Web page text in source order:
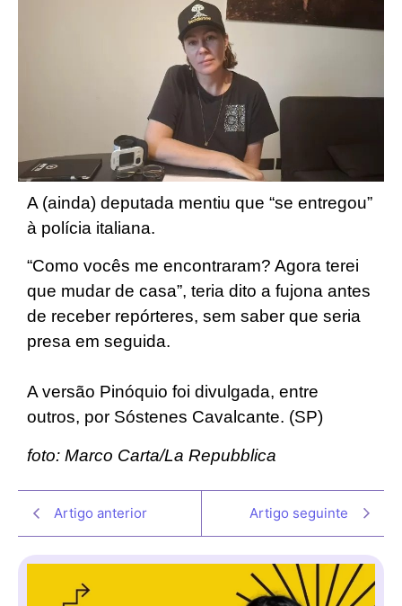
A (ainda) deputada mentiu que “se entregou”
à polícia italiana.
“Como vocês me encontraram? Agora terei
que mudar de casa”, teria dito a fujona antes
de receber repórteres, sem saber que seria
presa em seguida.
A versão Pinóquio foi divulgada, entre
outros, por Sóstenes Cavalcante. (SP)
foto: Marco Carta/La Repubblica
Artigo anterior Artigo seguinte